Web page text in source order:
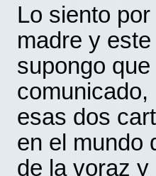
Lo siento
madre y
supongo
esas dos
en el mundo
de la voraz